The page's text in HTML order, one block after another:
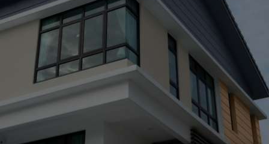
Colour Tools
အရောင်နမူနာများ
အတုယူစရာအသွင်အပြင်များ
အတွင်းခန်းအတွက် အတုယူစရာအသွင်အပြင်များ
အပြင်ပိုင်းအတွက် အတုယူစရာအသွင်အပြင်များ
စိတ်ကူးယဉ်မှုဖြင့်နေထိုင်မှု
ဆောင်းပါးများ
သင့်အိမ်အားဆေးဖြင့်အလှဆင်ပါ
ကိုယ်စားလှယ်ဆိုင်ကိုရှာရန်
စာရွက်စာတမ်းထုတ်ကုန်